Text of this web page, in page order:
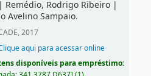
Remédio, Rodrigo Ribeiro|
Avelino Sampaio.
2017
aqui para acessar online
disponíveis para empréstimo: